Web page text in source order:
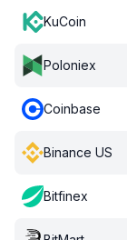
KuCoin
Poloniex
Coinbase
Binance US
Bitfinex